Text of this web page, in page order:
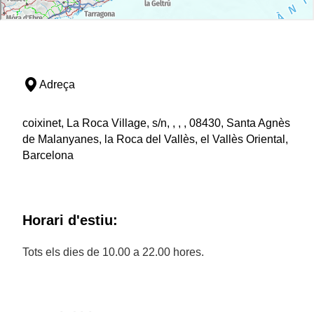
Adreça
coixinet, La Roca Village, s/n, , , , 08430, Santa Agnès
de Malanyanes, la Roca del Vallès, el Vallès Oriental,
Barcelona
Horari d'estiu:
Tots els dies de 10.00 a 22.00 hores.